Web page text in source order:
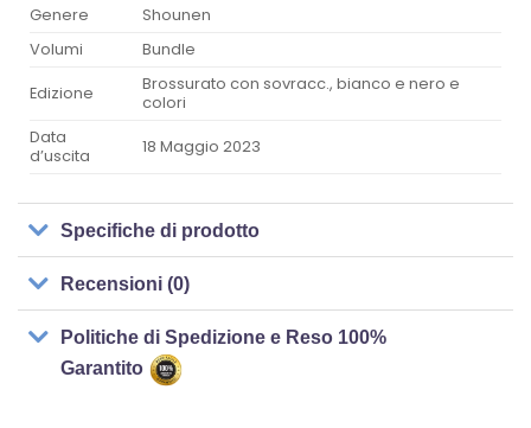
Genere
Shounen
Volumi
Bundle
Edizione
Brossurato con sovracc., bianco e nero e
colori
Data
d’uscita
18 Maggio 2023
Specifiche di prodotto
Recensioni (0)
Politiche di Spedizione e Reso 100%
Garantito